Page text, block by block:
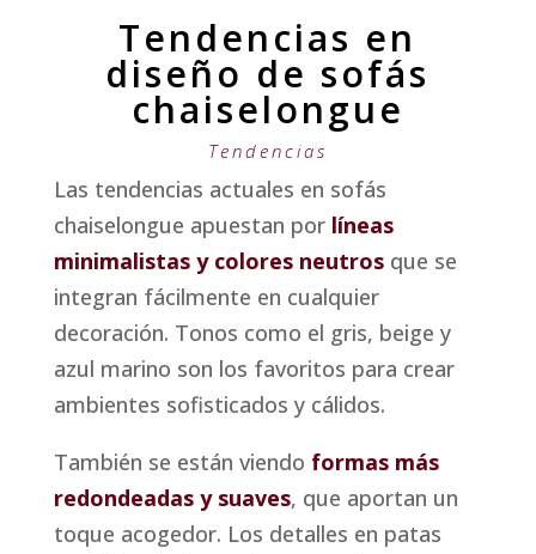
Tendencias en
diseño de sofás
chaiselongue
Tendencias
Las tendencias actuales en sofás
chaiselongue apuestan por líneas
minimalistas y colores neutros que se
integran fácilmente en cualquier
decoración. Tonos como el gris, beige y
azul marino son los favoritos para crear
ambientes sofisticados y cálidos.
También se están viendo formas más
redondeadas y suaves, que aportan un
toque acogedor. Los detalles en patas